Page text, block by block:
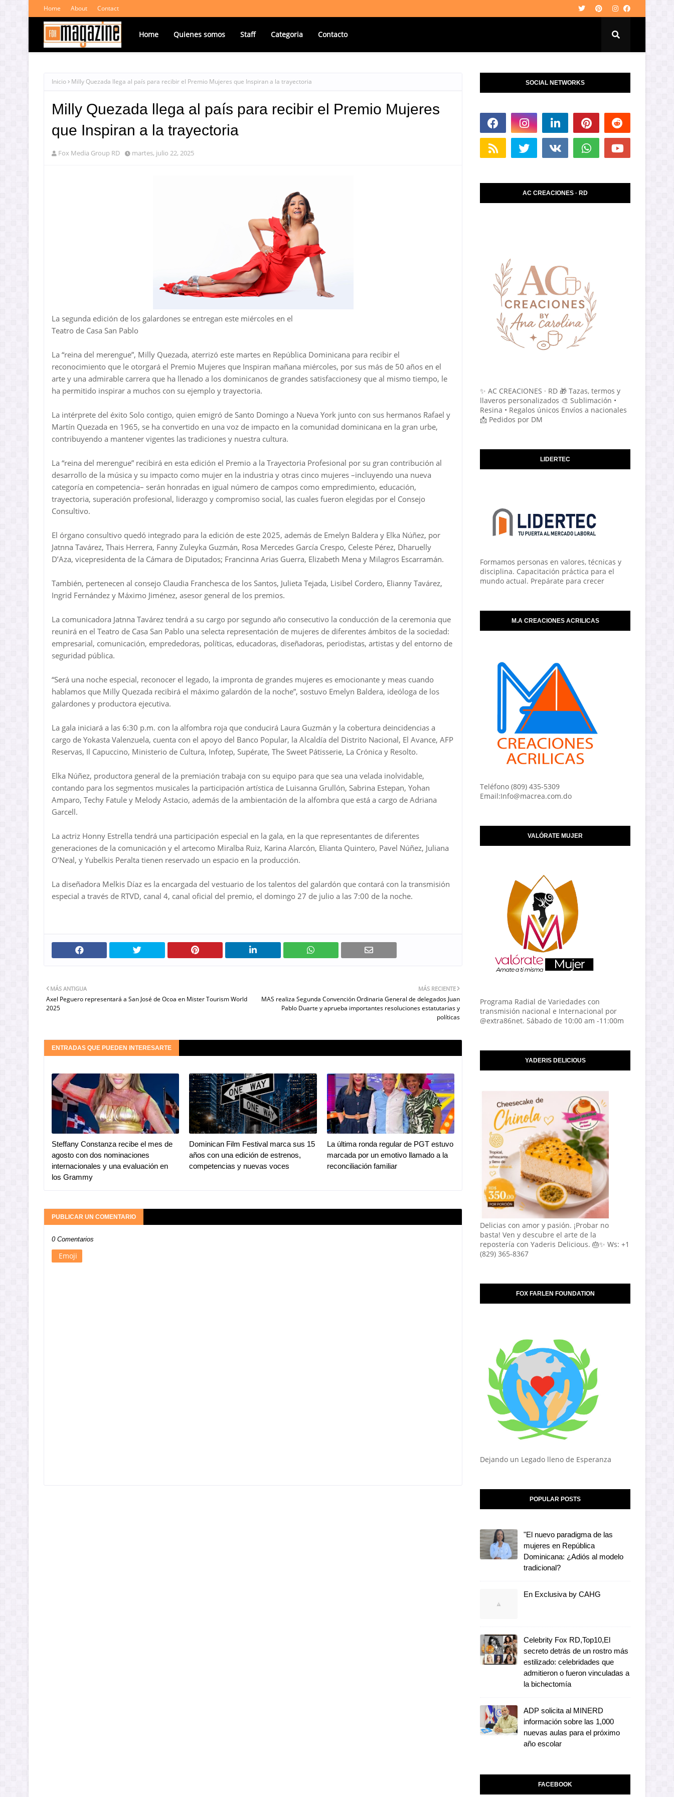
Home About Contact
Home Quienes somos Staff Categoria Contacto
Inicio Milly Quezada llega al país para recibir el Premio Mujeres que Inspiran a la trayectoria
Milly Quezada llega al país para recibir el Premio Mujeres
que Inspiran a la trayectoria
Fox Media Group RD martes, julio 22, 2025
La segunda edición de los galardones se entregan este miércoles en el
Teatro de Casa San Pablo
La “reina del merengue”, Milly Quezada, aterrizó este martes en República Dominicana para recibir el
reconocimiento que le otorgará el Premio Mujeres que Inspiran mañana miércoles, por sus más de 50 años en el
arte y una admirable carrera que ha llenado a los dominicanos de grandes satisfaccionesy que al mismo tiempo, le
ha permitido inspirar a muchos con su ejemplo y trayectoria.
La intérprete del éxito Solo contigo, quien emigró de Santo Domingo a Nueva York junto con sus hermanos Rafael y
Martín Quezada en 1965, se ha convertido en una voz de impacto en la comunidad dominicana en la gran urbe,
contribuyendo a mantener vigentes las tradiciones y nuestra cultura.
La “reina del merengue” recibirá en esta edición el Premio a la Trayectoria Profesional por su gran contribución al
desarrollo de la música y su impacto como mujer en la industria y otras cinco mujeres –incluyendo una nueva
categoría en competencia– serán honradas en igual número de campos como empredimiento, educación,
trayectoria, superación profesional, liderazgo y compromiso social, las cuales fueron elegidas por el Consejo
Consultivo.
El órgano consultivo quedó integrado para la edición de este 2025, además de Emelyn Baldera y Elka Núñez, por
Jatnna Tavárez, Thais Herrera, Fanny Zuleyka Guzmán, Rosa Mercedes García Crespo, Celeste Pérez, Dharuelly
D’Aza, vicepresidenta de la Cámara de Diputados; Francinna Arias Guerra, Elizabeth Mena y Milagros Escarramán.
También, pertenecen al consejo Claudia Franchesca de los Santos, Julieta Tejada, Lisibel Cordero, Elianny Tavárez,
Ingrid Fernández y Máximo Jiménez, asesor general de los premios.
La comunicadora Jatnna Tavárez tendrá a su cargo por segundo año consecutivo la conducción de la ceremonia que
reunirá en el Teatro de Casa San Pablo una selecta representación de mujeres de diferentes ámbitos de la sociedad:
empresarial, comunicación, emprededoras, políticas, educadoras, diseñadoras, periodistas, artistas y del entorno de
seguridad pública.
“Será una noche especial, reconocer el legado, la impronta de grandes mujeres es emocionante y meas cuando
hablamos que Milly Quezada recibirá el máximo galardón de la noche”, sostuvo Emelyn Baldera, ideóloga de los
galardones y productora ejecutiva.
La gala iniciará a las 6:30 p.m. con la alfombra roja que conducirá Laura Guzmán y la cobertura deincidencias a
cargo de Yokasta Valenzuela, cuenta con el apoyo del Banco Popular, la Alcaldía del Distrito Nacional, El Avance, AFP
Reservas, Il Capuccino, Ministerio de Cultura, Infotep, Supérate, The Sweet Pátisserie, La Crónica y Resolto.
Elka Núñez, productora general de la premiación trabaja con su equipo para que sea una velada inolvidable,
contando para los segmentos musicales la participación artística de Luisanna Grullón, Sabrina Estepan, Yohan
Amparo, Techy Fatule y Melody Astacio, además de la ambientación de la alfombra que está a cargo de Adriana
Garcell.
La actriz Honny Estrella tendrá una participación especial en la gala, en la que representantes de diferentes
generaciones de la comunicación y el artecomo Miralba Ruiz, Karina Alarcón, Elianta Quintero, Pavel Núñez, Juliana
O’Neal, y Yubelkis Peralta tienen reservado un espacio en la producción.
La diseñadora Melkis Díaz es la encargada del vestuario de los talentos del galardón que contará con la transmisión
especial a través de RTVD, canal 4, canal oficial del premio, el domingo 27 de julio a las 7:00 de la noche.
MÁS RECIENTE
MAS realiza Segunda Convención Ordinaria General de delegados Juan
Pablo Duarte y aprueba importantes resoluciones estatutarias y
políticas
MÁS ANTIGUA
Axel Peguero representará a San José de Ocoa en Mister Tourism World
2025
ENTRADAS QUE PUEDEN INTERESARTE
Steffany Constanza recibe el mes de
agosto con dos nominaciones
internacionales y una evaluación en
los Grammy
Dominican Film Festival marca sus 15
años con una edición de estrenos,
competencias y nuevas voces
La última ronda regular de PGT estuvo
marcada por un emotivo llamado a la
reconciliación familiar
PUBLICAR UN COMENTARIO
0 Comentarios
Emoji
SOCIAL NETWORKS
AC CREACIONES · RD
✨ AC CREACIONES · RD 🎁 Tazas, termos y
llaveros personalizados 🎨 Sublimación •
Resina • Regalos únicos Envíos a nacionales
📩 Pedidos por DM
LIDERTEC
Formamos personas en valores, técnicas y
disciplina. Capacitación práctica para el
mundo actual. Prepárate para crecer
M.A CREACIONES ACRILICAS
Teléfono (809) 435-5309
Email:Info@macrea.com.do
VALÓRATE MUJER
Programa Radial de Variedades con
transmisión nacional e Internacional por
@extra86net. Sábado de 10:00 am -11:00m
YADERIS DELICIOUS
Delicias con amor y pasión. ¡Probar no
basta! Ven y descubre el arte de la
repostería con Yaderis Delicious. 🎂✨ Ws: +1
(829) 365-8367
FOX FARLEN FOUNDATION
Dejando un Legado lleno de Esperanza
POPULAR POSTS
"El nuevo paradigma de las
mujeres en República
Dominicana: ¿Adiós al modelo
tradicional?
En Exclusiva by CAHG
Celebrity Fox RD,Top10,El
secreto detrás de un rostro más
estilizado: celebridades que
admitieron o fueron vinculadas a
la bichectomía
ADP solicita al MINERD
información sobre las 1,000
nuevas aulas para el próximo
año escolar
FACEBOOK